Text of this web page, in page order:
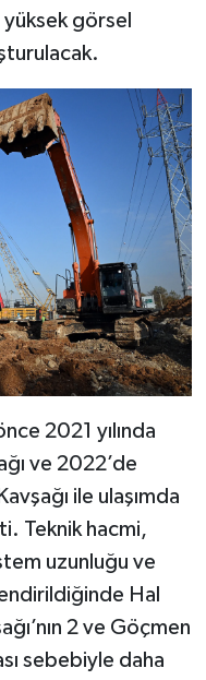
görsel
2021 yılında
ve 2022’de
ile ulaşımda
Teknik hacmi,
uzunluğu ve
Hal
2 ve Göçmen
sebebiyle daha